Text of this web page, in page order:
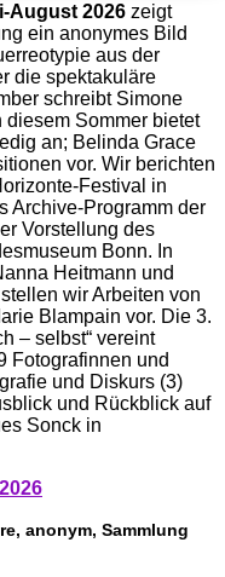
August 2026 zeigt
ein anonymes Bild
aus der
die spektakuläre
schreibt Simone
Sommer bietet
an; Belinda Grace
vor. Wir berichten
Festival in
Archive-Programm der
Vorstellung des
Bonn. In
Heitmann und
wir Arbeiten von
Blampain vor. Die 3.
– selbst“ vereint
Fotografinnen und
und Diskurs (3)
und Rückblick auf
Sonck in
anonym, Sammlung